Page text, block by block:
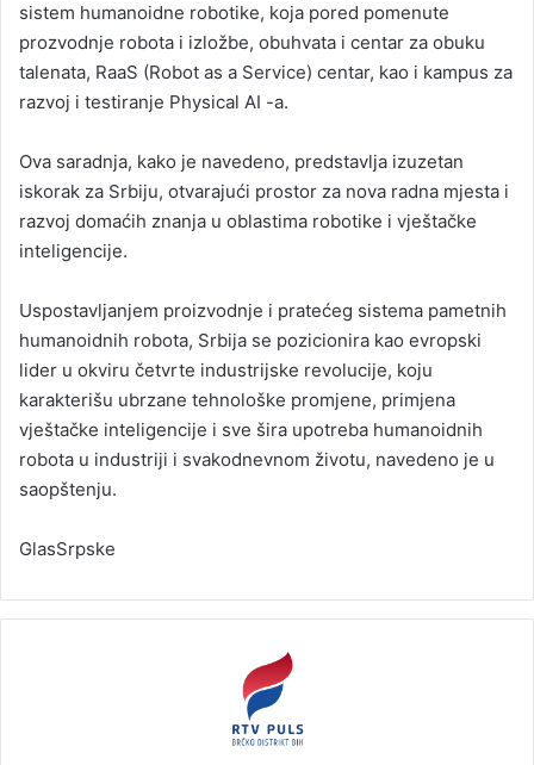
sistem humanoidne robotike, koja pored pomenute
prozvodnje robota i izložbe, obuhvata i centar za obuku
talenata, RaaS (Robot as a Service) centar, kao i kampus za
razvoj i testiranje Physical AI -a.
Ova saradnja, kako je navedeno, predstavlja izuzetan
iskorak za Srbiju, otvarajući prostor za nova radna mjesta i
razvoj domaćih znanja u oblastima robotike i vještačke
inteligencije.
Uspostavljanjem proizvodnje i pratećeg sistema pametnih
humanoidnih robota, Srbija se pozicionira kao evropski
lider u okviru četvrte industrijske revolucije, koju
karakterišu ubrzane tehnološke promjene, primjena
vještačke inteligencije i sve šira upotreba humanoidnih
robota u industriji i svakodnevnom životu, navedeno je u
saopštenju.
GlasSrpske